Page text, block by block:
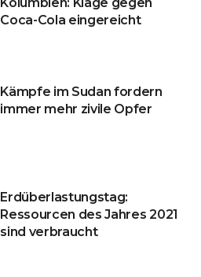
Coca-Cola eingereicht
Kämpfe im Sudan fordern
immer mehr zivile Opfer
Erdüberlastungstag:
Ressourcen des Jahres 2021
sind verbraucht